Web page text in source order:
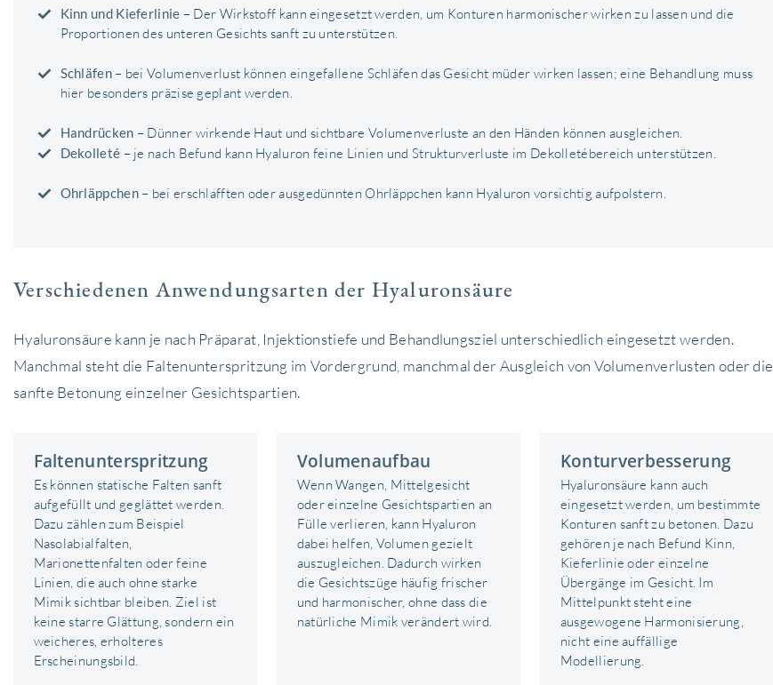
Kinn und Kieferlinie – Der Wirkstoff kann eingesetzt werden, um Konturen harmonischer wirken zu lassen und die
Proportionen des unteren Gesichts sanft zu unterstützen.
Schläfen– bei Volumenverlust können eingefallene Schläfen das Gesicht müder wirken lassen; eine Behandlung muss
hier besonders präzise geplant werden.
Handrücken – Dünner wirkende Haut und sichtbare Volumenverluste an den Händen können ausgleichen.
Dekolleté – je nach Befund kann Hyaluron feine Linien und Strukturverluste im Dekolletébereich unterstützen.
Ohrläppchen– bei erschlafften oder ausgedünnten Ohrläppchen kann Hyaluron vorsichtig aufpolstern.
Verschiedenen Anwendungsarten der Hyaluronsäure
Hyaluronsäure kann je nach Präparat, Injektionstiefe und Behandlungsziel unterschiedlich eingesetzt werden.
Manchmal steht die Faltenunterspritzung im Vordergrund, manchmal der Ausgleich von Volumenverlusten oder die
sanfte Betonung einzelner Gesichtspartien.
Faltenunterspritzung
Es können statische Falten sanft
aufgefüllt und geglättet werden.
Dazu zählen zum Beispiel
Nasolabialfalten,
Marionettenfalten oder feine
Linien, die auch ohne starke
Mimik sichtbar bleiben. Ziel ist
keine starre Glättung, sondern ein
weicheres, erholteres
Erscheinungsbild.
Volumenaufbau
Wenn Wangen, Mittelgesicht
oder einzelne Gesichtspartien an
Fülle verlieren, kann Hyaluron
dabei helfen, Volumen gezielt
auszugleichen. Dadurch wirken
die Gesichtszüge häufig frischer
und harmonischer, ohne dass die
natürliche Mimik verändert wird.
Konturverbesserung
Hyaluronsäure kann auch
eingesetzt werden, um bestimmte
Konturen sanft zu betonen. Dazu
gehören je nach Befund Kinn,
Kieferlinie oder einzelne
Übergänge im Gesicht. Im
Mittelpunkt steht eine
ausgewogene Harmonisierung,
nicht eine auffällige
Modellierung.